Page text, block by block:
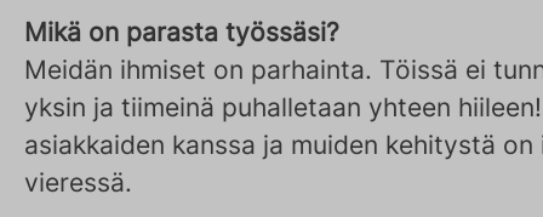
Mikä on parasta työssäsi?
Meidän ihmiset on parhainta. Töissä ei
yksin ja tiimeinä puhalletaan yhteen
asiakkaiden kanssa ja muiden kehitystä on
vieressä.